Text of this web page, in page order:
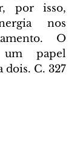
por isso,
nos
O
papel
C. 327